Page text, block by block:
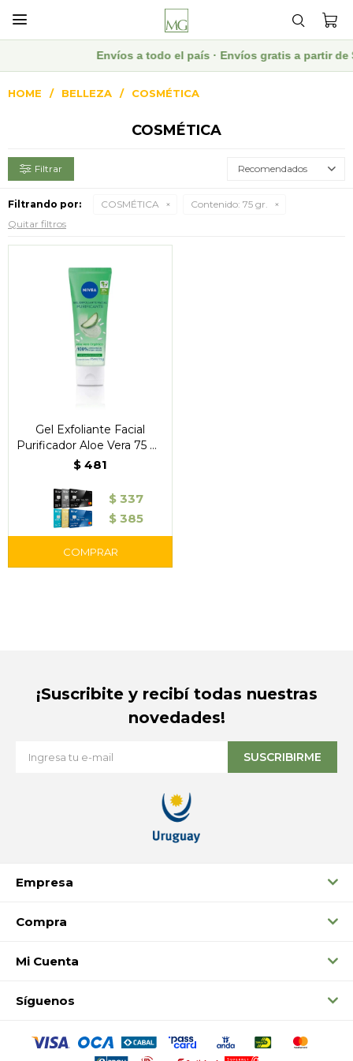

Envíos a todo el país · Envíos gratis a partir de
HOME BELLEZA COSMÉTICA
COSMÉTICA
Recomendados
Filtrando por: COSMÉTICA Contenido: 75 gr.
Quitar filtros
Gel Exfoliante Facial
Purificador Aloe Vera 75 ml
– Nivea
$ 481
$ 337
$ 385
Empresa
Compra
Mi Cuenta
Síguenos
¡Suscribite y recibí todas nuestras
novedades!
SUSCRIBIRME